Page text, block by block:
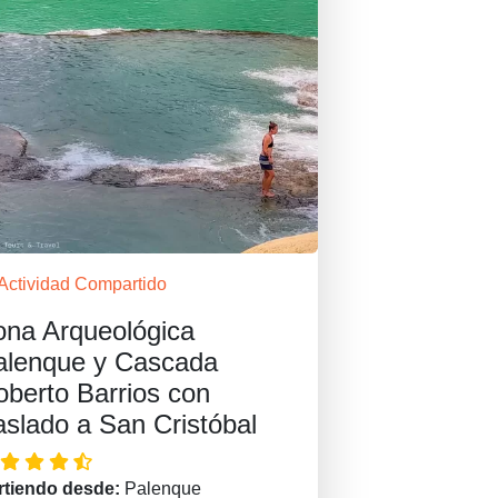
Compartido
Arqueológica
y Cascada
Barrios con
a San Cristóbal
desde: Palenque